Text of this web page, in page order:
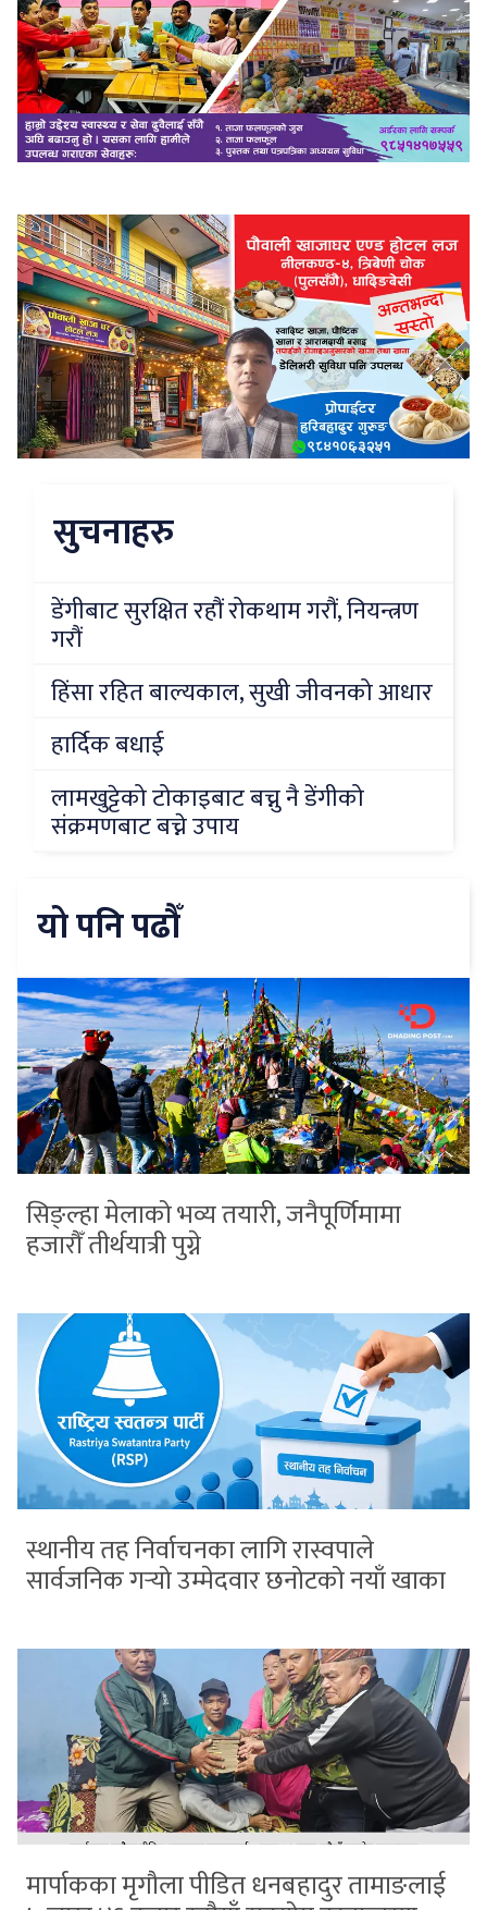
सुचनाहरु
डेंगीबाट सुरक्षित रहौं रोकथाम गरौं, नियन्त्रण
गरौं
हिंसा रहित बाल्यकाल, सुखी जीवनको आधार
हार्दिक बधाई
लामखुट्टेको टोकाइबाट बच्नु नै डेंगीको
संक्रमणबाट बच्ने उपाय
यो पनि पढौँ
सिङ्ल्हा मेलाको भव्य तयारी, जनैपूर्णिमामा
हजारौँ तीर्थयात्री पुग्ने
स्थानीय तह निर्वाचनका लागि रास्वपाले
सार्वजनिक गर्‍यो उम्मेदवार छनोटको नयाँ खाका
मार्पाकका मृगौला पीडित धनबहादुर तामाङलाई